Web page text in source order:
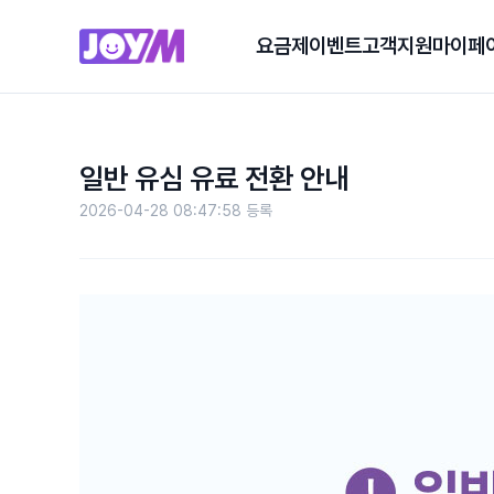
요금제 이벤트고객지원마이페
일반 유심 유료 전환 안내
2026-04-28 08:47:58 등록